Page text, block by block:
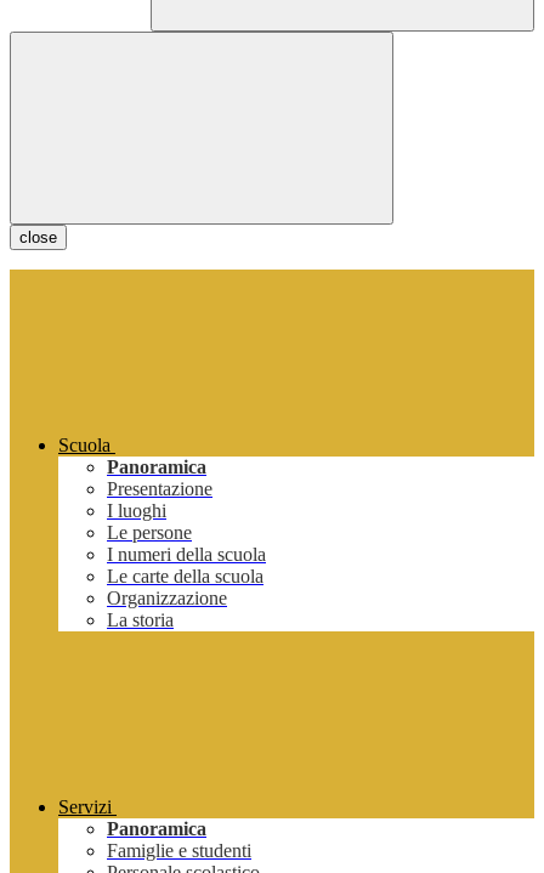
close
Scuola
Panoramica
Presentazione
I luoghi
Le persone
I numeri della scuola
Le carte della scuola
Organizzazione
La storia
Servizi
Panoramica
Famiglie e studenti